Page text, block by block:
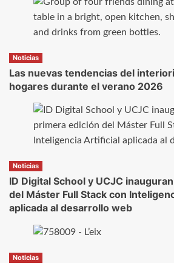
Noticias
Las nuevas tendencias del
hogares durante el verano 2026
Noticias
ID Digital School y UCJC
del Máster Full Stack con
aplicada al desarrollo web
Noticias